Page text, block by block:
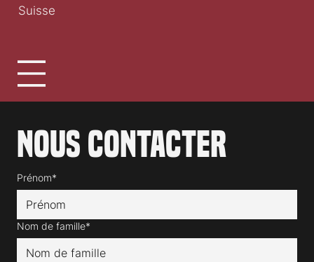
Nous contacter
Prénom*
Nom de famille*
Suisse